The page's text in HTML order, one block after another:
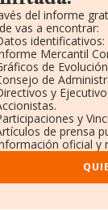
del informe
vas a encontrar:
Mercantil
de
de
y
y
de prensa
oficial y